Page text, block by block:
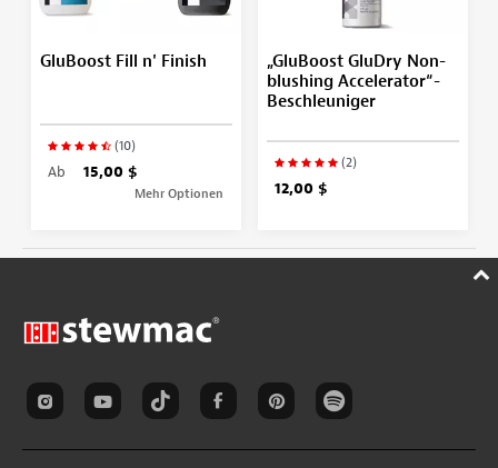
GluBoost Fill n' Finish
(10)
Ab 15,00 $
Mehr Optionen
„GluBoost GluDry Non-
blushing Accelerator“-
Beschleuniger
(2)
12,00 $